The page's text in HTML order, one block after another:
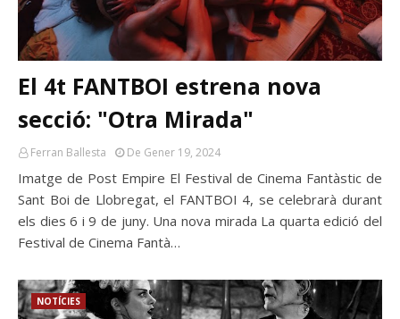
El 4t FANTBOI estrena nova
secció: "Otra Mirada"
Ferran Ballesta De Gener 19, 2024
Imatge de Post Empire El Festival de Cinema Fantàstic de
Sant Boi de Llobregat, el FANTBOI 4, se celebrarà durant
els dies 6 i 9 de juny. Una nova mirada La quarta edició del
Festival de Cinema Fantà…
NOTÍCIES